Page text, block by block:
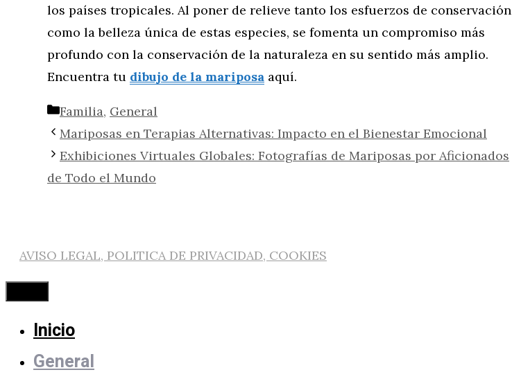
los países tropicales. Al poner de relieve tanto los esfuerzos de conservación
como la belleza única de estas especies, se fomenta un compromiso más
profundo con la conservación de la naturaleza en su sentido más amplio.
Encuentra tu dibujo de la mariposa aquí.
Categorías
Familia, General
Mariposas en Terapias Alternativas: Impacto en el Bienestar Emocional
Exhibiciones Virtuales Globales: Fotografías de Mariposas por Aficionados
de Todo el Mundo
AVISO LEGAL, POLITICA DE PRIVACIDAD, COOKIES
Cerrar
Inicio
General